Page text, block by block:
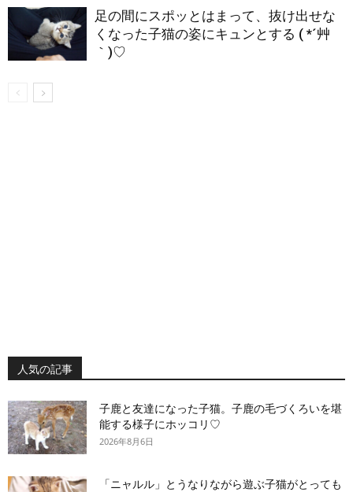
足の間にスポッとはまって、抜け出せな
くなった子猫の姿にキュンとする ( *´艸
｀)♡
人気の記事
子鹿と友達になった子猫。子鹿の毛づくろいを堪
能する様子にホッコリ♡
2026年8月6日
「ニャルル」とうなりながら遊ぶ子猫がとっても